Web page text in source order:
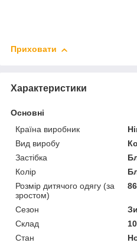
Приховати
Характеристики
Основні
Країна виробник
Вид виробу
Застібка
Колір
Розмір дитячого одягу (за
зростом)
Сезон
Склад
Стан